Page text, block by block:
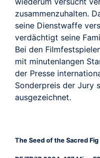
zusammenzuhalten.
seine Dienstwaffe
verdächtigt seine
Bei den
mit minutenlangen
der Presse
Sonderpreis der Jury
ausgezeichnet.
The Seed of the Sacred Fig